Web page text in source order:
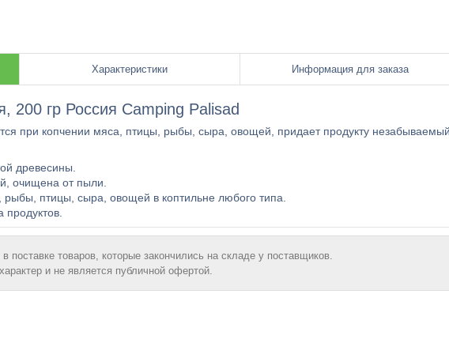
Характеристики Информация для заказа
200 гр Россия Camping Palisad
при копчении мяса, птицы, рыбы, сыра, овощей, придает продукту
древесины.
очищена от пыли.
рыбы, птицы, сыра, овощей в коптильне любого типа.
поставке товаров, которые закончились на складе у поставщиков.
и не является публичной офертой.